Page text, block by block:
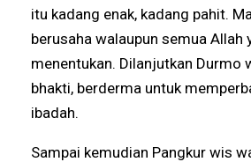
itu kadang enak, kadang pahit.
berusaha walaupun semua Allah
menentukan. Dilanjutkan Durmo
bhakti, berderma untuk
ibadah.
Sampai kemudian Pangkur wis